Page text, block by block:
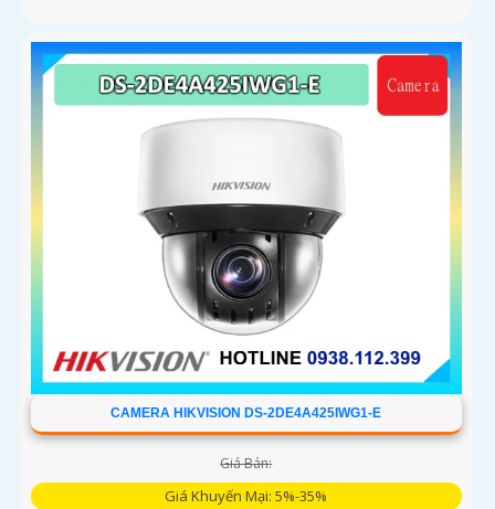
CAMERA HIKVISION DS-2DE4A425IWG1-E
Giá Bán:
Giá Khuyến Mại: 5%-35%